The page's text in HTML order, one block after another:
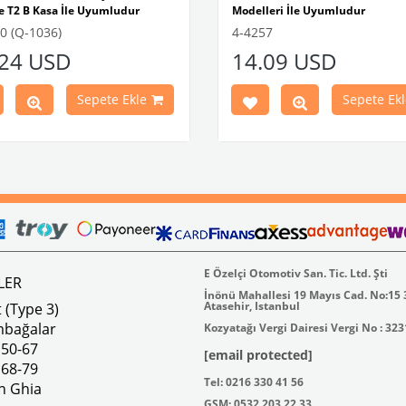
T2 B Kasa İle Uyumludur
Parça No : 4-4280 OEM Parça No
(Q-1036)
USD
Sepete Ekle
Modelleri İle Uyumludur
1964-1967 Yılları
T2 A Kasalar İle Uyumludur
4-4257
14.09 USD
Sepete
(Type 3)
67
79
Ghia
E Özelçi Otomotiv San. Tic. Ltd. Şti
İnönü Mahallesi 19 Mayıs Cad. No:15
Atasehir, Istanbul
Kozyatağı Vergi Dairesi Vergi No :
[email protected]
Tel: 0216 330 41 56